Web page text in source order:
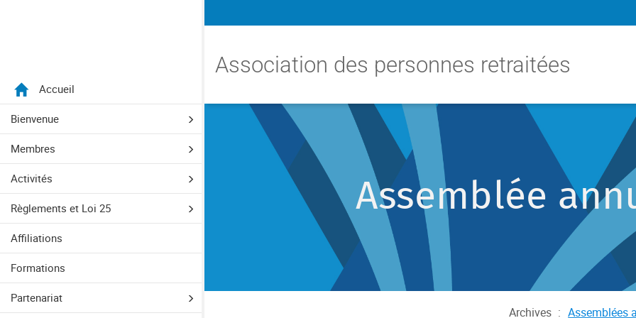
Aller directement au menu principal
Aller directement au contenu principal
Aller directement au formulaire de recherche
Aller directement au pied de page
Association des personnes retraitées
Accueil
Bienvenue
Membres
Activités
Règlements et Loi 25
Affiliations
Formations
Partenariat
Assemblée
Archives : Assemblées